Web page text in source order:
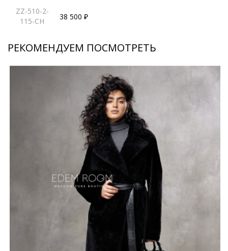
ZZ-510-2-
115-CH
38 500 ₽
РЕКОМЕНДУЕМ ПОСМОТРЕТЬ